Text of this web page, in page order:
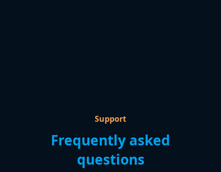
Support
Frequently asked
questions